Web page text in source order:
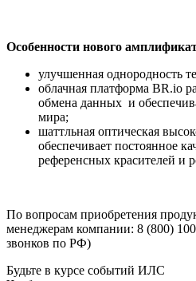
Особенности нового
улучшенная однородность
облачная платформа BR.io
обмена данных и
мира;
шаттльная оптическая
обеспечивает постоянное
референсных красителей и
По вопросам приобретения
менеджерам компании: 8 (800)
звонков по РФ)
Будьте в курсе событий ИЛС